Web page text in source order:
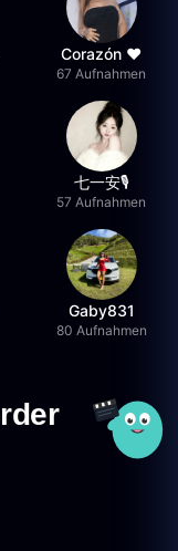
Corazón ♥
67 Aufnahmen
七一安🎙️
57 Aufnahmen
Gaby831
80 Aufnahmen